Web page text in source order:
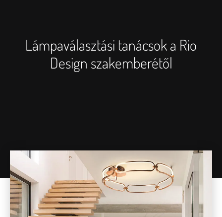
Lámpaválasztási tanácsok a Rio
Design szakemberétől